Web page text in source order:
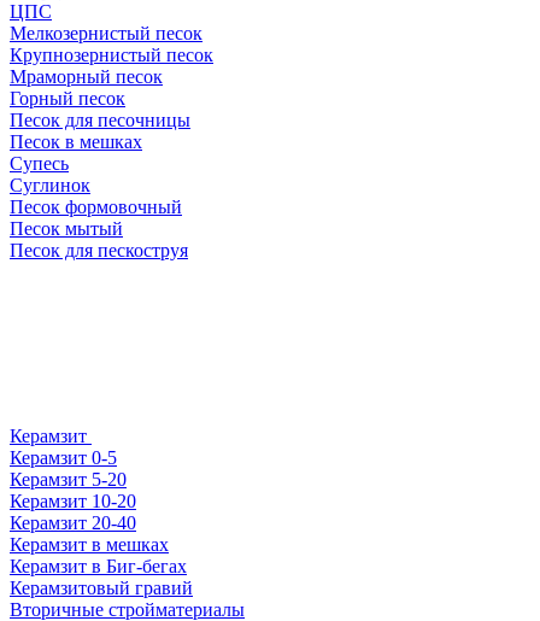
ЦПС
Мелкозернистый песок
Крупнозернистый песок
Мраморный песок
Горный песок
Песок для песочницы
Песок в мешках
Супесь
Суглинок
Песок формовочный
Песок мытый
Песок для пескоструя
Керамзит
Керамзит 0-5
Керамзит 5-20
Керамзит 10-20
Керамзит 20-40
Керамзит в мешках
Керамзит в Биг-бегах
Керамзитовый гравий
Вторичные стройматериалы